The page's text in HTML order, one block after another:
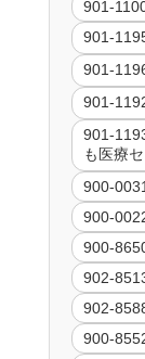
901-
901-
901-
901-
901-
も医療
900-
900-
900-
902-
902-
900-